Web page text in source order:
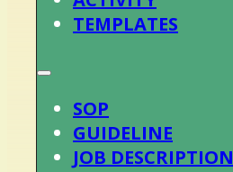
TEMPLATES
SOP
GUIDELINE
JOB DESCRIPTION